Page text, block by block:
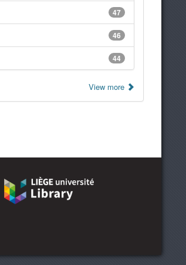
47
46
44
View more